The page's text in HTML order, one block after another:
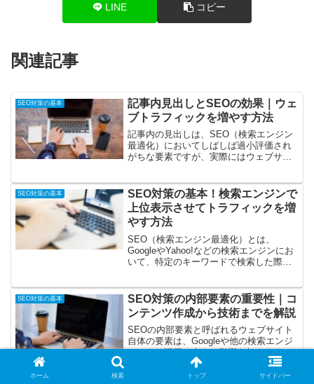
LINE コピー
関連記事
SEO対策の基本
記事内見出しとSEOの効果｜ウェ
ブトラフィックを増やす方法
記事内の見出しは、SEO（検索エンジン
最適化）においてしばしば過小評価され
がちな要素ですが、実際にはウェブサイ
ページの構造を整理し、コンテンツの理
解を助けるだけでなく、...
SEO対策の基本
SEO対策の基本！検索エンジンで
上位表示させてトラフィックを増
やす方法
SEO（検索エンジン最適化）とは、
GoogleやYahoo!などの検索エンジンにお
いて、特定のキーワードで検索した際
とです。インターネットの世界では、情
報の海の中で目立...
SEO対策の基本
SEO対策の内部要素の重要性｜コ
ンテンツ作成から技術までを解説
SEOの内部要素と呼ばれるウェブサイト
自体の要素は、Googleや他の検索エンジ
ンによる評価に大きな影響を与えます。
このセクションでは、SEOの内部要素の
基本概念と、SEO戦略におけるその重要
ホーム 検索 トップ サイドバー